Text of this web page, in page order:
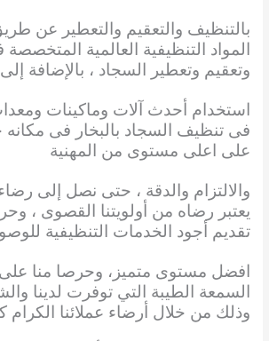
بالتنظيف والتعقيم والتعطير عن
المواد التنظيفية العالمية
وتعقيم وتعطير السجاد ، بالإضافة إلى
استخدام أحدث آلات وماكينات
فى تنظيف السجاد بالبخار فى
على اعلى مستوى من المهنية
والالتزام والدقة ، حتى نصل إلى
يعتبر رضاه من أولويتنا القصوى ،
تقديم أجود الخدمات التنظيفية
افضل مستوى متميز، وحرصا منا
السمعة الطيبة التي توفرت لدينا
وذلك من خلال أرضاء عملائنا الكرام